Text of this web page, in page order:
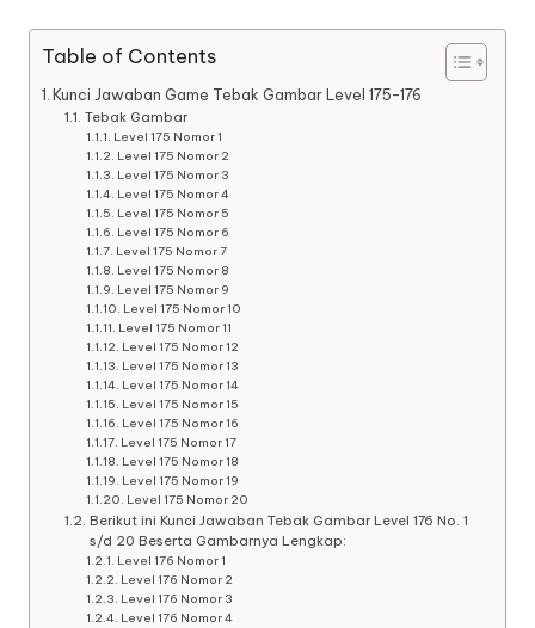
Table of Contents
Kunci Jawaban Game Tebak Gambar Level 175-176
Tebak Gambar
Level 175 Nomor 1
Level 175 Nomor 2
Level 175 Nomor 3
Level 175 Nomor 4
Level 175 Nomor 5
Level 175 Nomor 6
Level 175 Nomor 7
Level 175 Nomor 8
Level 175 Nomor 9
Level 175 Nomor 10
Level 175 Nomor 11
Level 175 Nomor 12
Level 175 Nomor 13
Level 175 Nomor 14
Level 175 Nomor 15
Level 175 Nomor 16
Level 175 Nomor 17
Level 175 Nomor 18
Level 175 Nomor 19
Level 175 Nomor 20
Berikut ini Kunci Jawaban Tebak Gambar Level 176 No. 1
s/d 20 Beserta Gambarnya Lengkap:
Level 176 Nomor 1
Level 176 Nomor 2
Level 176 Nomor 3
Level 176 Nomor 4